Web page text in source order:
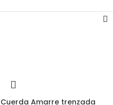
Cuerda Amarre trenzada